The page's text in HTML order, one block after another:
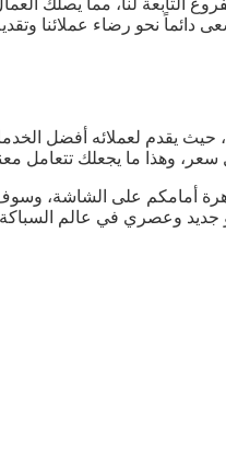
التابعة لنا، مما
دائماً نحو رضاء عملائنا
حيث يقدم لعملائه أفضل
وهذا ما يجعلك تتعامل
أمامكم على الشاشة،
جديد وعصري في عالم السباكة